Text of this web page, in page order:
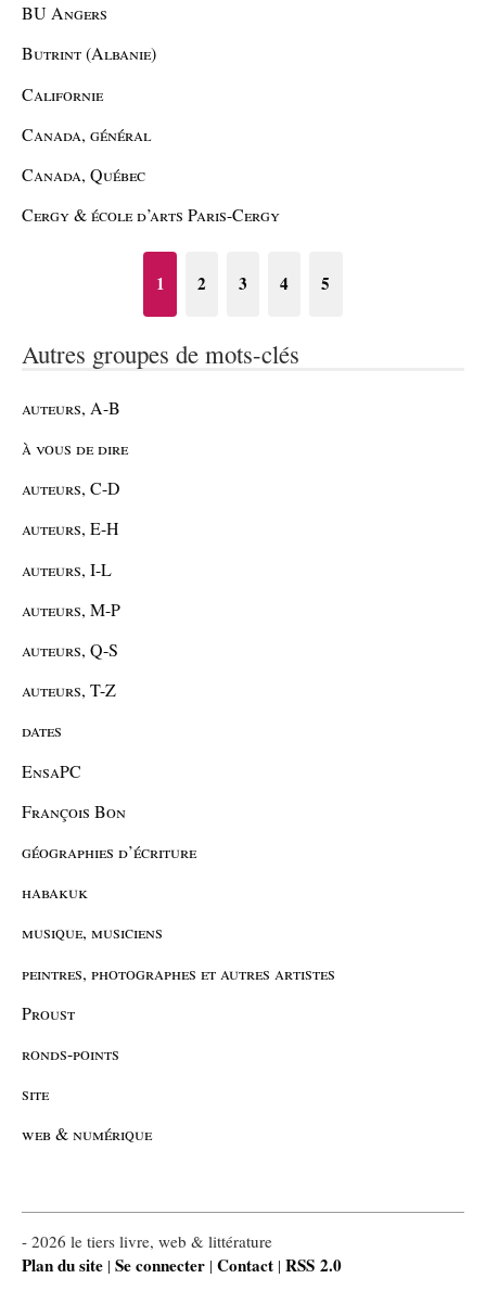
BU Angers
Butrint (Albanie)
Californie
Canada, général
Canada, Québec
Cergy & école d’arts Paris-Cergy
1 2 3 4 5
Autres groupes de mots-clés
auteurs, A-B
à vous de dire
auteurs, C-D
auteurs, E-H
auteurs, I-L
auteurs, M-P
auteurs, Q-S
auteurs, T-Z
dates
EnsaPC
François Bon
géographies d’écriture
habakuk
musique, musiciens
peintres, photographes et autres artistes
Proust
ronds-points
site
web & numérique
- 2026 le tiers livre, web & littérature
Plan du site | Se connecter | Contact | RSS 2.0